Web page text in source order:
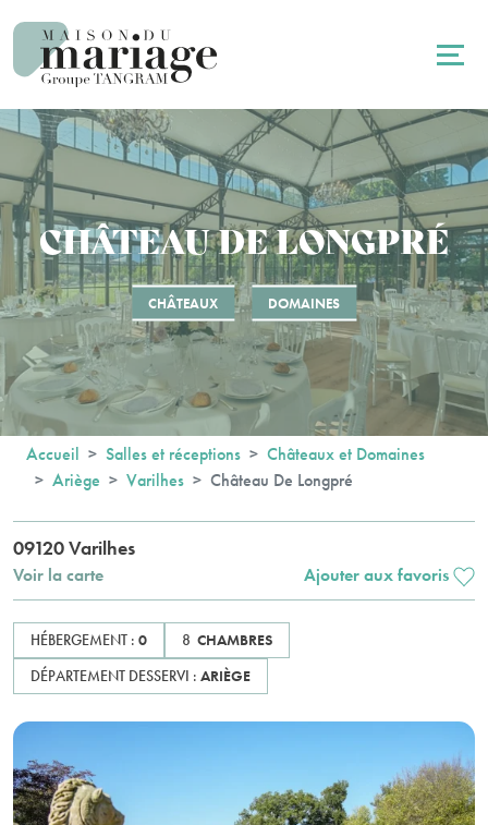
CHÂTEAU DE LONGPRÉ
CHÂTEAUX DOMAINES
Accueil Salles et réceptions
Châteaux et Domaines
Ariège
Varilhes Château De Longpré
09120 Varilhes
Voir la carte Ajouter aux favoris
HÉBERGEMENT : 0 8 CHAMBRES
DÉPARTEMENT DESSERVI : ARIÈGE